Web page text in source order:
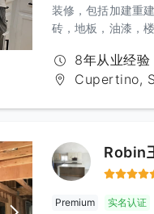
装修，包括加建重
砖，地板，油漆，
8年从业经验
Cupertino,
Robin
Premium 实名认证